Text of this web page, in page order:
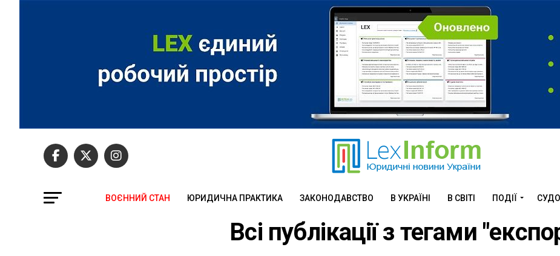
ВОЄННИЙ СТАН ЮРИДИЧНА ПРАКТИКА ЗАКОНОДАВСТВО В УКРАЇНІ В СВІТІ ПОДІЇ
Всі публікації з тегами